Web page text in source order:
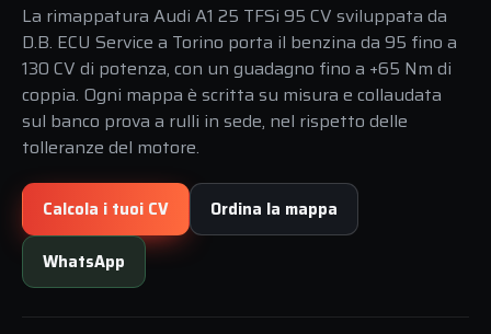
La rimappatura Audi A1 25 TFSi 95 CV sviluppata da
D.B. ECU Service a Torino porta il benzina da 95 fino a
130 CV di potenza, con un guadagno fino a +65 Nm di
coppia. Ogni mappa è scritta su misura e collaudata
sul banco prova a rulli in sede, nel rispetto delle
tolleranze del motore.
Calcola i tuoi CV Ordina la mappa
WhatsApp